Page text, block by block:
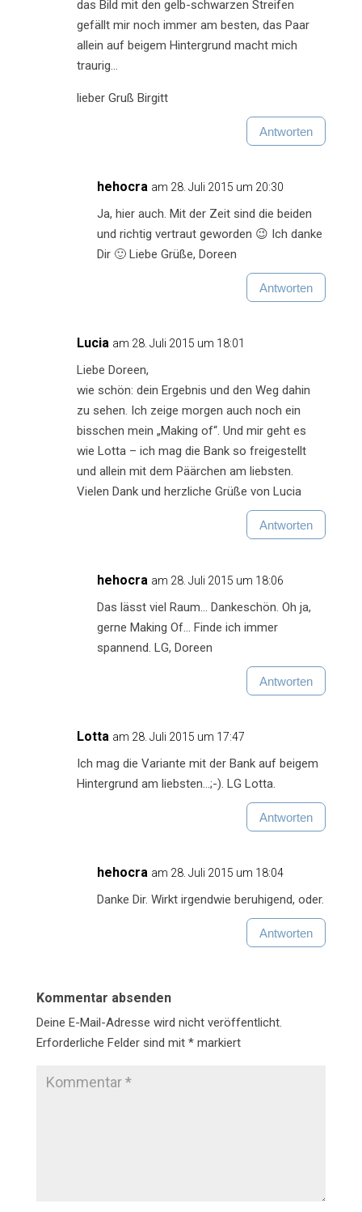
das Bild mit den gelb-schwarzen Streifen
gefällt mir noch immer am besten, das Paar
allein auf beigem Hintergrund macht mich
traurig…
lieber Gruß Birgitt
Antworten
hehocra am 28. Juli 2015 um 20:30
Ja, hier auch. Mit der Zeit sind die beiden
und richtig vertraut geworden 😉 Ich danke
Dir 🙂 Liebe Grüße, Doreen
Antworten
Lucia am 28. Juli 2015 um 18:01
Liebe Doreen,
wie schön: dein Ergebnis und den Weg dahin
zu sehen. Ich zeige morgen auch noch ein
bisschen mein „Making of“. Und mir geht es
wie Lotta – ich mag die Bank so freigestellt
und allein mit dem Päärchen am liebsten.
Vielen Dank und herzliche Grüße von Lucia
Antworten
hehocra am 28. Juli 2015 um 18:06
Das lässt viel Raum… Dankeschön. Oh ja,
gerne Making Of… Finde ich immer
spannend. LG, Doreen
Antworten
Lotta am 28. Juli 2015 um 17:47
Ich mag die Variante mit der Bank auf beigem
Hintergrund am liebsten…;-). LG Lotta.
Antworten
hehocra am 28. Juli 2015 um 18:04
Danke Dir. Wirkt irgendwie beruhigend, oder.
Antworten
Kommentar absenden
Deine E-Mail-Adresse wird nicht veröffentlicht.
Erforderliche Felder sind mit *markiert